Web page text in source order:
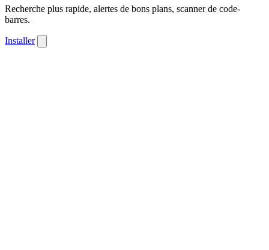
Recherche plus rapide, alertes de bons plans, scanner de code-
barres.
Installer